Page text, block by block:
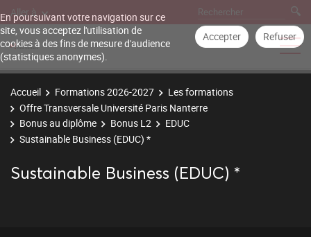
En poursuivant votre navigation sur ce
site, vous acceptez l'utilisation de
cookies à des fins de mesure d'audience
(statistiques anonymes).
Accepter Refuser
Aller à
Accueil Formations 2026-2027
Les formations
Offre Transversale Université Paris Nanterre
Bonus au diplôme
Bonus L2
EDUC
Sustainable Business (EDUC) *
Sustainable Business (EDUC) *